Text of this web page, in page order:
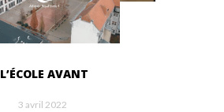
L’ÉCOLE AVANT
3 avril 2022